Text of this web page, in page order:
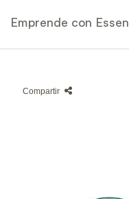
Emprende con Essen
Compartir